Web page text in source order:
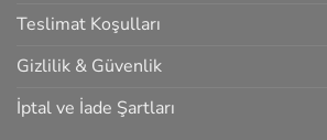
Teslimat Koşulları
Gizlilik & Güvenlik
İptal ve İade Şartları